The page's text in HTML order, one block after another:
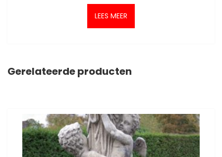
LEES MEER
Gerelateerde producten